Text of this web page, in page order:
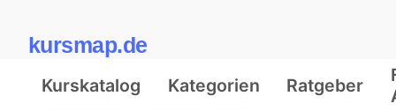
kursmap.de
Kurskatalog Kategorien Ratgeber